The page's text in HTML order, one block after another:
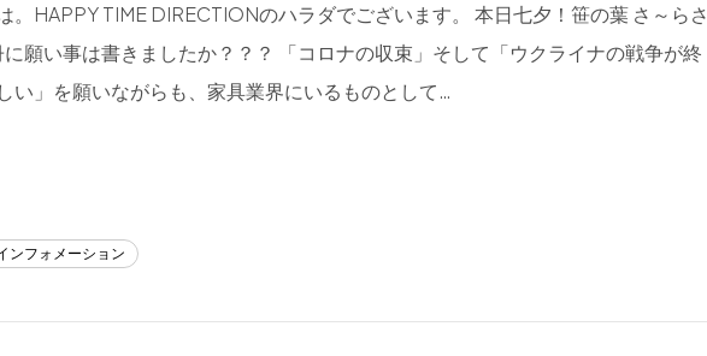
。HAPPY TIME DIRECTIONのハラダでございます。 本日七夕！笹の葉 さ～らさ
願い事は書きましたか？？？ 「コロナの収束」そして「ウクライナの戦争が終
い」を願いながらも、家具業界にいるものとして…
ンフォメーション